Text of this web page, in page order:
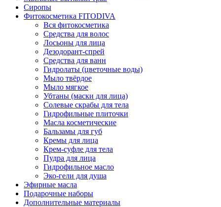
Сиропы
Фитокосметика FITODIVA
Вся фитокосметика
Средства для волос
Лосьоны для лица
Дезодорант-спрей
Средства для ванн
Гидролаты (цветочные воды)
Мыло твёрдое
Мыло мягкое
Убтаны (маски для лица)
Солевые скрабы для тела
Гидрофильные плиточки
Масла косметические
Бальзамы для губ
Кремы для лица
Крем-суфле для тела
Пудра для лица
Гидрофильное масло
Эко-гели для душа
Эфирные масла
Подарочные наборы
Дополнительные материалы